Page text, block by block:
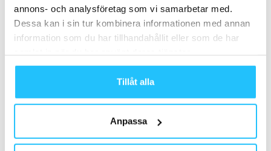
annons- och analysföretag som vi samarbetar med.
Dessa kan i sin tur kombinera informationen med annan
information som du har tillhandahållit eller som de har
Tillåt alla
Anpassa
Concept träningsredskap
Egym Henrik Valis
Jan Urfer
Jönköping
Sensopro Uffe Asbjørn Olesen
Fitness24Seven söker Chief
Från sjukskriven till